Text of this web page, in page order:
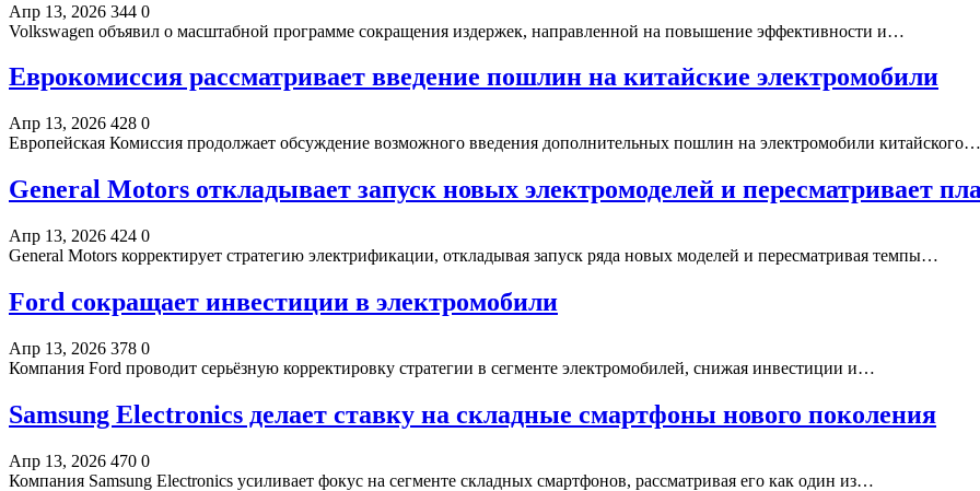
Апр 13, 2026 344 0
Volkswagen объявил о масштабной программе сокращения издержек, направленной на повышение эффективности и…
Еврокомиссия рассматривает введение пошлин на китайские электромобили
Апр 13, 2026 428 0
Европейская Комиссия продолжает обсуждение возможного введения дополнительных пошлин на электромобили китайского…
General Motors откладывает запуск новых электромоделей и пересматривает
Апр 13, 2026 424 0
General Motors корректирует стратегию электрификации, откладывая запуск ряда новых моделей и пересматривая темпы…
Ford сокращает инвестиции в электромобили
Апр 13, 2026 378 0
Компания Ford проводит серьёзную корректировку стратегии в сегменте электромобилей, снижая инвестиции и…
Samsung Electronics делает ставку на складные смартфоны нового поколения
Апр 13, 2026 470 0
Компания Samsung Electronics усиливает фокус на сегменте складных смартфонов, рассматривая его как один из…